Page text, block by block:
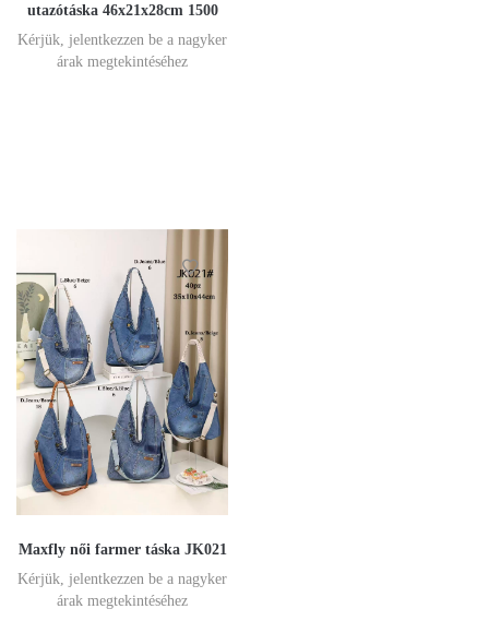
utazótáska 46x21x28cm 1500
Kérjük, jelentkezzen be a nagyker
árak megtekintéséhez
Maxfly női farmer táska JK021
Kérjük, jelentkezzen be a nagyker
árak megtekintéséhez